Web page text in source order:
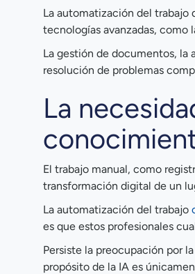
La automatización del
tecnologías avanzadas, como
La gestión de documentos, la
resolución de problemas
La
El trabajo manual, como
transformación digital de un
La automatización del trabajo
es que estos profesionales
Persiste la preocupación por
propósito de la IA es